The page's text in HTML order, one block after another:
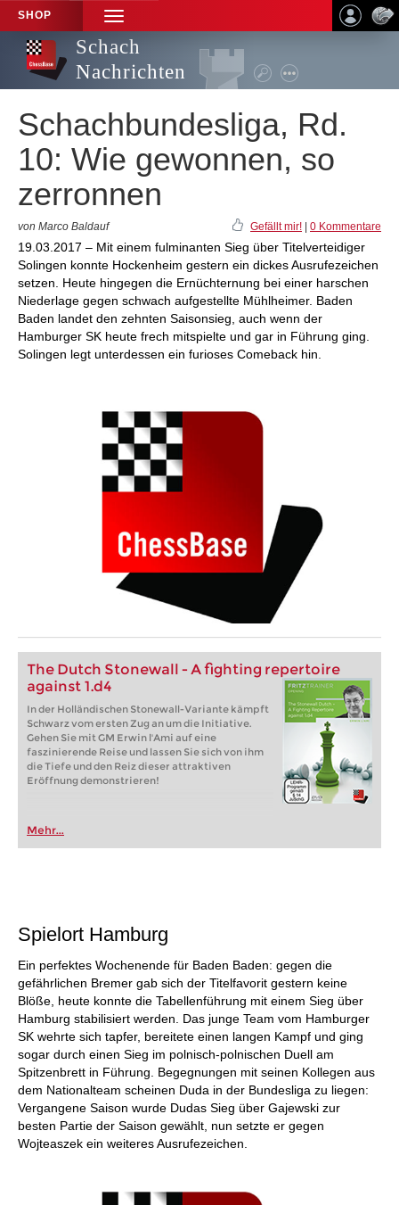
SHOP
TOGGLE
NAVIGATION
Schach
Nachrichten
Schachbundesliga, Rd.
10: Wie gewonnen, so
zerronnen
von Marco Baldauf Gefällt mir! 0 Kommentare
19.03.2017 – Mit einem fulminanten Sieg über Titelverteidiger
Solingen konnte Hockenheim gestern ein dickes Ausrufezeichen
setzen. Heute hingegen die Ernüchternung bei einer harschen
Niederlage gegen schwach aufgestellte Mühlheimer. Baden
Baden landet den zehnten Saisonsieg, auch wenn der
Hamburger SK heute frech mitspielte und gar in Führung ging.
Solingen legt unterdessen ein furioses Comeback hin.
The Dutch Stonewall - A fighting repertoire
against 1.d4
In der Holländischen Stonewall-Variante kämpft
Schwarz vom ersten Zug an um die Initiative.
Gehen Sie mit GM Erwin l'Ami auf eine
faszinierende Reise und lassen Sie sich von ihm
die Tiefe und den Reiz dieser attraktiven
Eröffnung demonstrieren!
Mehr...
Spielort Hamburg
Ein perfektes Wochenende für Baden Baden: gegen die
gefährlichen Bremer gab sich der Titelfavorit gestern keine
Blöße, heute konnte die Tabellenführung mit einem Sieg über
Hamburg stabilisiert werden. Das junge Team vom Hamburger
SK wehrte sich tapfer, bereitete einen langen Kampf und ging
sogar durch einen Sieg im polnisch-polnischen Duell am
Spitzenbrett in Führung. Begegnungen mit seinen Kollegen aus
dem Nationalteam scheinen Duda in der Bundesliga zu liegen:
Vergangene Saison wurde Dudas Sieg über Gajewski zur
besten Partie der Saison gewählt, nun setzte er gegen
Wojteaszek ein weiteres Ausrufezeichen.